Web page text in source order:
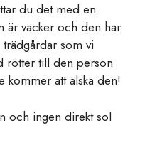
du det med en
är vacker och den har
som vi
rötter till den person
att älska den!
och ingen direkt sol